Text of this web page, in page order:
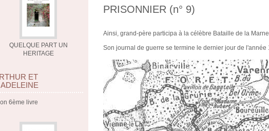
QUELQUE PART UN
HERITAGE
ET
6ème livre
PRISONNIER (n° 9)
Ainsi, grand-père participa à la célèbre Bataille de la
Son journal de guerre se termine le dernier jour de l'année